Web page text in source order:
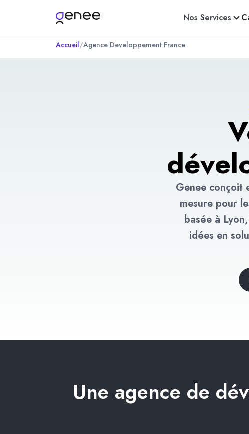
Nos Services
Accueil/Agence Developpement France
Genee conçoit
mesure pour
basée à
idées en
Une agence de